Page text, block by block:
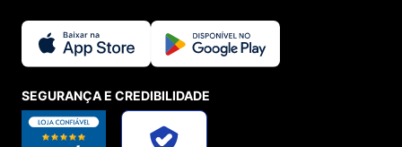
SEGURANÇA E CREDIBILIDADE